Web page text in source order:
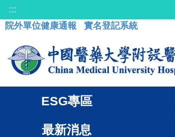
:::
院外單位健康通報
實名登記系統
ESG專區
最新消息